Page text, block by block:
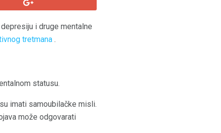
i druge mentalne
tretmana .
statusu.
imati samoubilačke misli.
može odgovarati